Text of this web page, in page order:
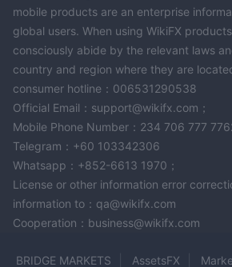
mobile products are an enterprise
global users. When using WikiFX
consciously abide by the relevant laws
country and region where they are
consumer hotline：006531290538
Official Email：support@wikifx.com；
Mobile Phone Number：234 706 777
Telegram：+60 103342306
Whatsapp：+852-6613 1970；
License or other information error
information to：qa@wikifx.com
Cooperation：business@wikifx.com
BRIDGE MARKETS AssetsFX